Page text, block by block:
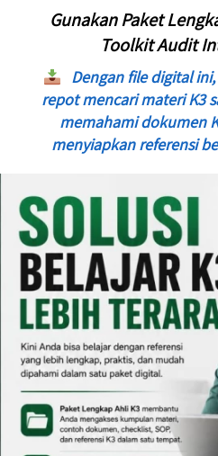
Gunakan Paket
Toolkit Audit
Dengan file digital
repot mencari materi K3
memahami dokumen
menyiapkan referensi